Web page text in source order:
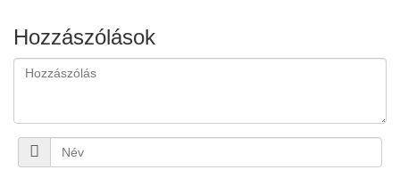
Hozzászólások